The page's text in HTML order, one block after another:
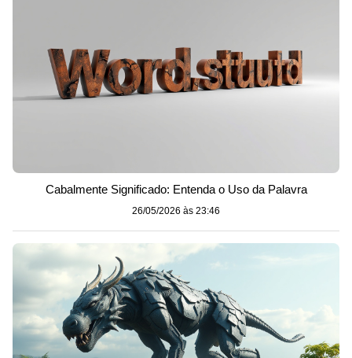
Cabalmente Significado: Entenda o Uso da Palavra
26/05/2026 às 23:46